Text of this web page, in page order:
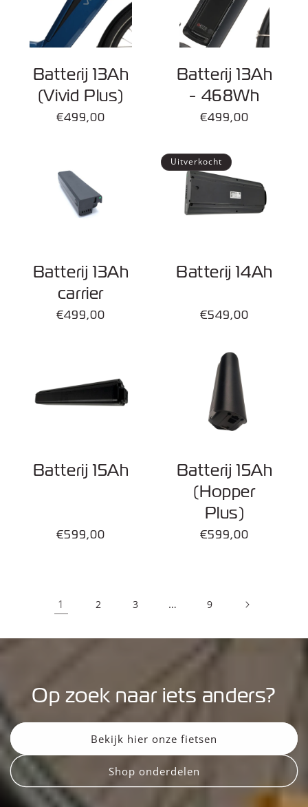
Batterij 13Ah
(Vivid Plus)
Normale
€499,00
Batterij 13Ah
- 468Wh
Normale
€499,00
Batterij 13Ah
carrier
Normale
€499,00
Uitverkocht
Batterij 14Ah
Normale
€549,00
Batterij 15Ah
Normale
€599,00
Batterij 15Ah
(Hopper
Plus)
Normale
€599,00
1 2 3 … 9
Op zoek naar iets anders?
Bekijk hier onze fietsen
Shop onderdelen